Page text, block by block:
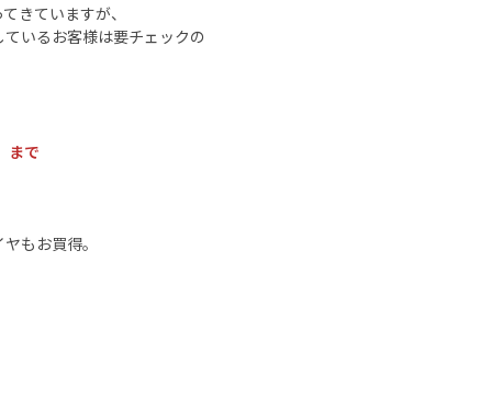
きていますが、
いるお客様は要チェックの
まで
もお買得。